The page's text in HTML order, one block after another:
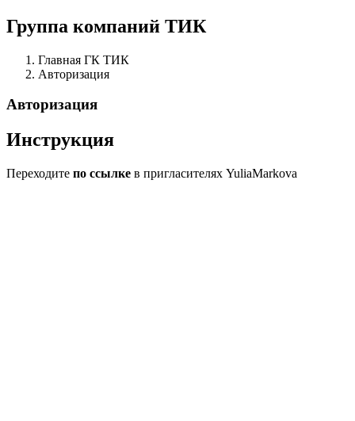
Группа компаний ТИК
Главная ГК ТИК
Авторизация
Авторизация
Инструкция
Переходите по ссылке в пригласителях YuliaMarkova